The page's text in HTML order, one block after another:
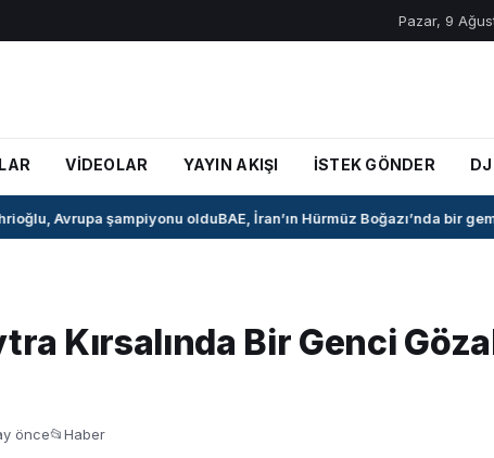
Pazar, 9
VİDEOLAR YAYIN AKIŞI İSTEK GÖNDER DJ
Avrupa şampiyonu olduBAE, İran’ın Hürmüz Boğazı’nda bir
Kırsalında Bir Genci
önce📂Haber